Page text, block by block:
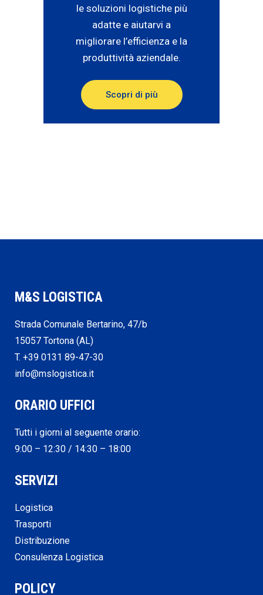
le soluzioni logistiche più
adatte e aiutarvi a
migliorare l’efficienza e la
produttività aziendale.
Scopri di più
M&S LOGISTICA
Strada Comunale Bertarino, 47/b
15057 Tortona (AL)
T. +39 0131 89-47-30
info@mslogistica.it
ORARIO UFFICI
Tutti i giorni al seguente orario:
9:00 – 12:30 / 14:30 – 18:00
SERVIZI
Logistica
Trasporti
Distribuzione
Consulenza Logistica
POLICY